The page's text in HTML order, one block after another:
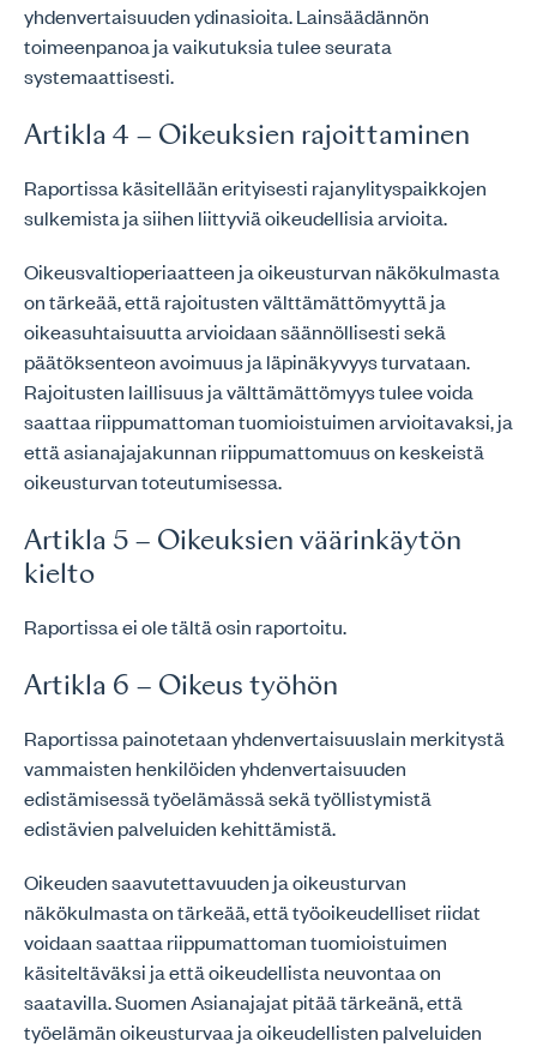
yhdenvertaisuuden ydinasioita. Lainsäädännön
toimeenpanoa ja vaikutuksia tulee seurata
systemaattisesti.
Artikla 4 – Oikeuksien rajoittaminen
Raportissa käsitellään erityisesti rajanylityspaikkojen
sulkemista ja siihen liittyviä oikeudellisia arvioita.
Oikeusvaltioperiaatteen ja oikeusturvan näkökulmasta
on tärkeää, että rajoitusten välttämättömyyttä ja
oikeasuhtaisuutta arvioidaan säännöllisesti sekä
päätöksenteon avoimuus ja läpinäkyvyys turvataan.
Rajoitusten laillisuus ja välttämättömyys tulee voida
saattaa riippumattoman tuomioistuimen arvioitavaksi, ja
että asianajajakunnan riippumattomuus on keskeistä
oikeusturvan toteutumisessa.
Artikla 5 – Oikeuksien väärinkäytön
kielto
Raportissa ei ole tältä osin raportoitu.
Artikla 6 – Oikeus työhön
Raportissa painotetaan yhdenvertaisuuslain merkitystä
vammaisten henkilöiden yhdenvertaisuuden
edistämisessä työelämässä sekä työllistymistä
edistävien palveluiden kehittämistä.
Oikeuden saavutettavuuden ja oikeusturvan
näkökulmasta on tärkeää, että työoikeudelliset riidat
voidaan saattaa riippumattoman tuomioistuimen
käsiteltäväksi ja että oikeudellista neuvontaa on
saatavilla. Suomen Asianajajat pitää tärkeänä, että
työelämän oikeusturvaa ja oikeudellisten palveluiden